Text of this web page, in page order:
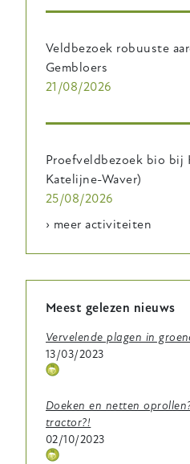
Veldbezoek robuuste
Gembloers
21/08/2026
Proefveldbezoek bio bij
Katelijne-Waver)
25/08/2026
› meer activiteiten
Meest gelezen nieuws
Vervelende plagen in
13/03/2023
Thema
Doeken en netten
tractor?!
02/10/2023
Thema